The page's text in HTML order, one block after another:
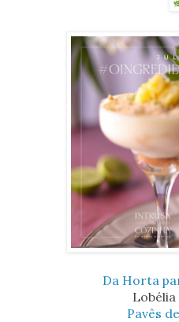
Da Horta
Pavês